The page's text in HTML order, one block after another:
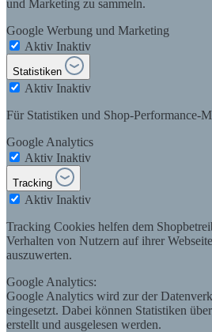
und Marketing zu sammeln.
Google Werbung und Marketing
Aktiv Inaktiv
Statistiken
Aktiv Inaktiv
Für Statistiken und Shop-Performance-
Google Analytics
Aktiv Inaktiv
Tracking
Aktiv Inaktiv
Tracking Cookies helfen dem
Verhalten von Nutzern auf ihrer
auszuwerten.
Google Analytics:
Google Analytics wird zur der
eingesetzt. Dabei können Statistiken
erstellt und ausgelesen werden.